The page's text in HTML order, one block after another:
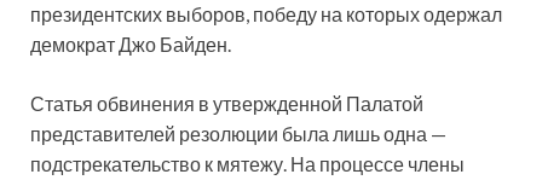
президентских выборов, победу на которых одержал
демократ Джо Байден.
Статья обвинения в утвержденной Палатой
представителей резолюции была лишь одна —
подстрекательство к мятежу. На процессе члены